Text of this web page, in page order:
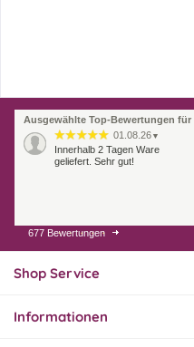
Ausgewählte Top-Bewertungen
01.08.26 ▼
Innerhalb 2 Tagen Ware
geliefert. Sehr gut!
31.07.26
Super schnelle Lieferung,
hervorragend. Gerne
677 Bewertungen
Shop Service
Informationen